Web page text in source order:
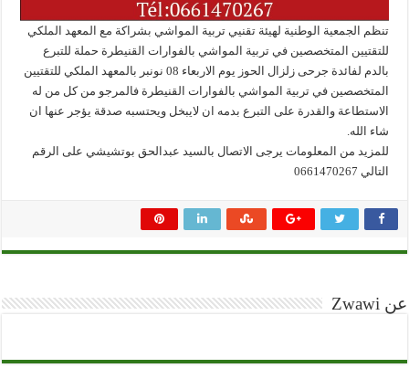
تنظم الجمعية الوطنية لهيئة تقنيي تربية المواشي بشراكة مع المعهد الملكي
للتقتيين المتخصصين في تربية المواشي بالفوارات القنيطرة حملة للتبرع
بالدم لفائدة جرحى زلزال الحوز يوم الاربعاء 08 نونبر بالمعهد الملكي للتقتيين
المتخصصين في تربية المواشي بالفوارات القنيطرة فالمرجو من كل من له
الاستطاعة والقدرة على التبرع بدمه ان لايبخل ويحتسبه صدقة يؤجر عنها ان
شاء الله.
للمزيد من المعلومات يرجى الاتصال بالسيد عبدالحق بوتشيشي على الرقم
التالي 0661470267
عن Zwawi